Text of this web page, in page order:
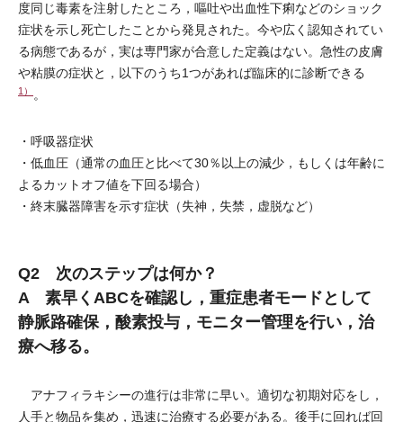
度同じ毒素を注射したところ，嘔吐や出血性下痢などのショック
症状を示し死亡したことから発見された。今や広く認知されてい
る病態であるが，実は専門家が合意した定義はない。急性の皮膚
や粘膜の症状と，以下のうち1つがあれば臨床的に診断できる
1） 。
・呼吸器症状
・低血圧（通常の血圧と比べて30％以上の減少，もしくは年齢に
よるカットオフ値を下回る場合）
・終末臓器障害を示す症状（失神，失禁，虚脱など）
Q2 次のステップは何か？
A 素早くABCを確認し，重症患者モードとして
静脈路確保，酸素投与，モニター管理を行い，治
療へ移る。
アナフィラキシーの進行は非常に早い。適切な初期対応をし，
人手と物品を集め，迅速に治療する必要がある。後手に回れば回